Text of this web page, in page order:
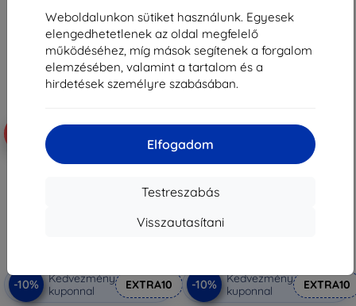
Weboldalunkon sütiket használunk. Egyesek
elengedhetetlenek az oldal megfelelő
működéséhez, míg mások segítenek a forgalom
elemzésében, valamint a tartalom és a
hirdetések személyre szabásában.
Elfogadom
Testreszabás
Visszautasítani
4 761 Ft
Utolsó darab raktáron
6 471 Ft
Raktáron 2 darab
-10%
Kedvezmény
kuponnal
EXTRA10 -10%
Kedvezmény
kuponnal
EXTRA10